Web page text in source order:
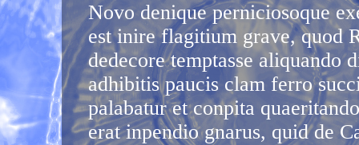
Novo denique perniciosoque
est inire flagitium grave, quod
dedecore temptasse aliquando
adhibitis paucis clam ferro
palabatur et conpita
erat inpendio gnarus, quid de